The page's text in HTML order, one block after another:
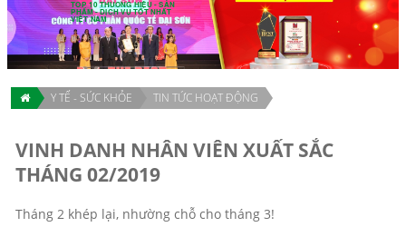
TOP 10 THƯƠNG HIỆU - SẢN
PHẨM - DỊCH VỤ TỐT NHẤT
VIỆT NAM
Y TẾ - SỨC KHỎE TIN TỨC HOẠT ĐỘNG
VINH DANH NHÂN VIÊN XUẤT SẮC
THÁNG 02/2019
Tháng 2 khép lại, nhường chỗ cho tháng 3!